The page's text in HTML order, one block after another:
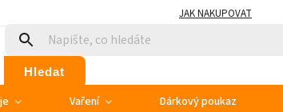
JAK NAKUPOVAT
Hledat
Vaření Dárkový poukaz